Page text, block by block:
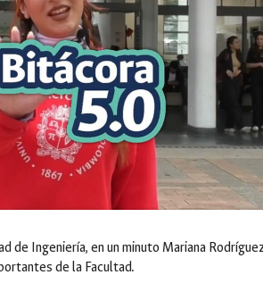
de Ingeniería, en un minuto Mariana
de la Facultad.